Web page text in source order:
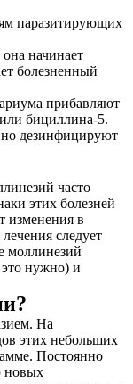
паразитирующих
начинает
болезненный
прибавляют
бициллина-5.
дезинфицируют
часто
этих болезней
изменения в
следует
моллинезий
это нужно) и
На
этих небольших
Постоянно
новых